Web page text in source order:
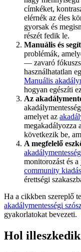
címkéket,
elérnék az éles
gyorsak és
részét fedik le.
Manuális és
problémák,
— zavaró
használhatatlan
Manuális
hogyan egészíti
Az
amelyet az
megakadályozza
következik be,
A megfelelő
monitorozást és
community
érettségi
Ha a cikkben szereplő
akadálymentességi
gyakorlatokat bevezeti.
Hol